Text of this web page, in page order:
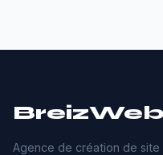
BreizWeb
Agence de création de